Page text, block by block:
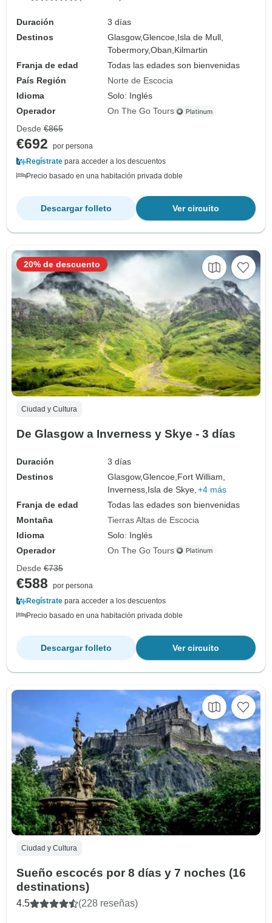
Duración
3 días
Destinos
Glasgow,Glencoe,Isla de Mull,
Tobermory,Oban,Kilmartin
Franja de edad
Todas las edades son bienvenidas
País Región
Norte de Escocia
Idioma
Solo: Inglés
Operador
On The Go Tours
Desde €865
€692
por persona
Regístrate para acceder a los descuentos
Precio basado en una habitación privada doble
Ver circuito
Descargar folleto
Ciudad y Cultura
De Glasgow a Inverness y Skye - 3 días
Duración
3 días
Destinos
Glasgow,Glencoe, Fort William,
Inverness, Isla de Skye, +4 más
Franja de edad
Todas las edades son bienvenidas
Montaña
Tierras Altas de Escocia
Idioma
Solo: Inglés
Operador
On The Go Tours
20% de descuento
Desde €735
€588
por persona
Regístrate para acceder a los descuentos
Precio basado en una habitación privada doble
Ver circuito
Descargar folleto
Ciudad y Cultura
Sueño escocés por 8 días y 7 noches (16
destinations)
4.5 (228 reseñas)